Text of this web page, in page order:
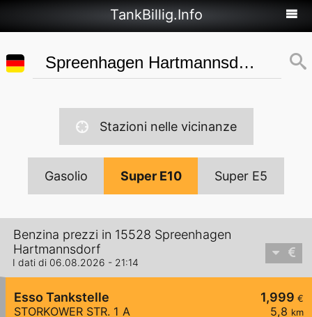
TankBillig.Info
Stazioni nelle vicinanze
Gasolio Super E10 Super E5
Benzina prezzi in 15528 Spreenhagen
Hartmannsdorf
I dati di 06.08.2026 - 21:14
1,999 €
5,8 km
Esso Tankstelle
STORKOWER STR. 1 A